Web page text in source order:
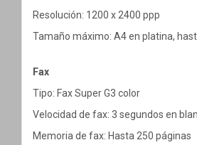
Resolución: 1200 x 2400 ppp
Tamaño máximo: A4 en platina,
Fax
Tipo: Fax Super G3 color
Velocidad de fax: 3 segundos en
Memoria de fax: Hasta 250 páginas